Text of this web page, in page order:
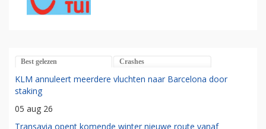
Best gelezen Crashes
KLM annuleert meerdere vluchten naar Barcelona door
staking
05 aug 26
Transavia opent komende winter nieuwe route vanaf